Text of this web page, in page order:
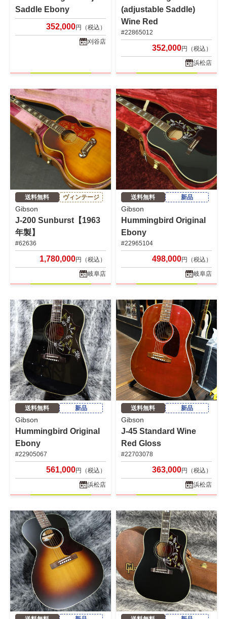
Saddle Ebony
352,000円（税込）
刈谷店
(adjustable Saddle)
Wine Red
#22865012
352,000円（税込）
浜松店
送料無料 ヴィンテージ
Gibson
J-200 Sunburst【1963
年製】
#62636
1,780,000円（税込）
岐阜店
送料無料 新品
Gibson
Hummingbird Original
Ebony
#22965104
498,000円（税込）
岐阜店
送料無料 新品
Gibson
Hummingbird Original
Ebony
#22905067
561,000円（税込）
浜松店
送料無料 新品
Gibson
J-45 Standard Wine
Red Gloss
#22703078
363,000円（税込）
浜松店